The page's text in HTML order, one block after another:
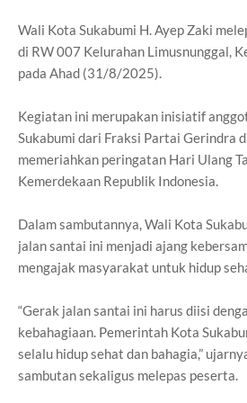
Wali Kota Sukabumi H. Ayep Zaki
di RW 007 Kelurahan Limusnunggal,
pada Ahad (31/8/2025).
Kegiatan ini merupakan inisiatif
Sukabumi dari Fraksi Partai Gerindra
memeriahkan peringatan Hari Ulang
Kemerdekaan Republik Indonesia.
Dalam sambutannya, Wali Kota
jalan santai ini menjadi ajang
mengajak masyarakat untuk hidup
“Gerak jalan santai ini harus diisi
kebahagiaan. Pemerintah Kota
selalu hidup sehat dan bahagia,”
sambutan sekaligus melepas peserta.